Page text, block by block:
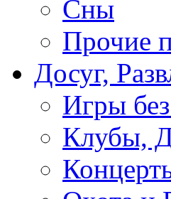
Сны
Прочие
Досуг,
Игры
Клубы,